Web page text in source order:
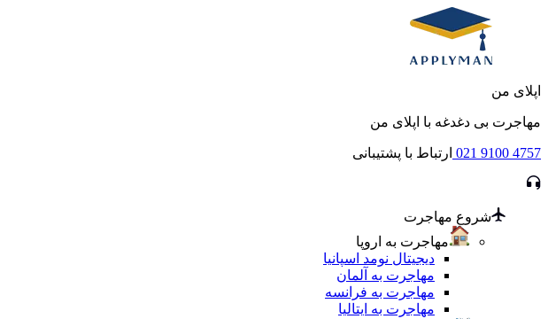
اپلای من
مهاجرت بی دغدغه با اپلای من
021 9100 4757 ارتباط با پشتیبانی
شروع مهاجرت
مهاجرت به اروپا
دیجیتال نومد اسپانیا
مهاجرت به آلمان
مهاجرت به فرانسه
مهاجرت به ایتالیا